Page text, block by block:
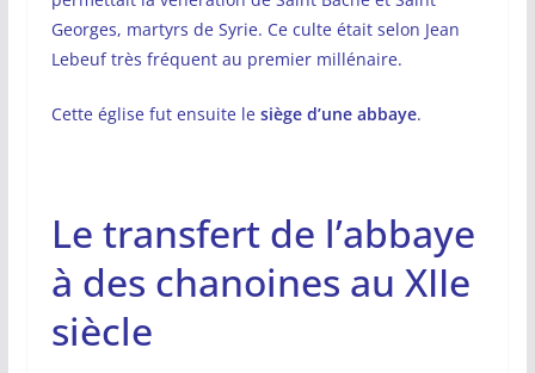
Georges, martyrs de Syrie. Ce culte était selon Jean
Lebeuf très fréquent au premier millénaire.
Cette église fut ensuite le siège d’une abbaye.
Le transfert de l’abbaye
à des chanoines au XIIe
siècle